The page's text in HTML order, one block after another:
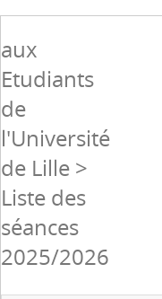
aux
Etudiants
de
l'Université
de Lille >
Liste des
séances
2025/2026